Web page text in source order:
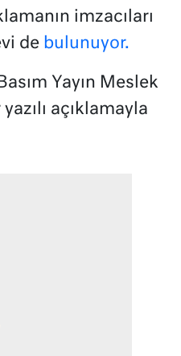
imzacıları
de bulunuyor.
Yayın Meslek
açıklamayla